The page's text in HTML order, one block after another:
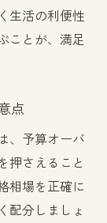
生活の利便性
ことが、満足
点
、予算オーバ
押さえること
相場を正確に
配分しましょ